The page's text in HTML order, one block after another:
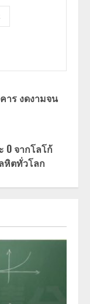
าร งดงามจน
O จากโลโก้
หิตทั่วโลก